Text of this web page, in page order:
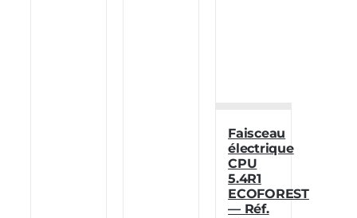
Faisceau
électrique
CPU
5.4R1
ECOFOREST
— Réf.